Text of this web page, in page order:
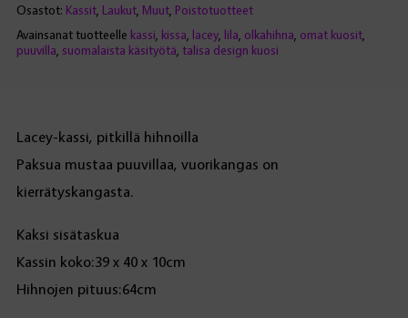
oli:
€40,00.
on:
€30,00.
Osastot: Kassit, Laukut, Muut, Poistotuotteet
Avainsanat tuotteelle kassi kissa lacey, lila olkahihna omat kuosit,
puuvilla suomalaista käsityötä talisa design kuosi
Lacey-kassi, pitkillä hihnoilla
Paksua mustaa puuvillaa, vuorikangas on
kierrätyskangasta.
Kaksi sisätaskua
Kassin koko:39 x 40 x 10cm
Hihnojen pituus:64cm